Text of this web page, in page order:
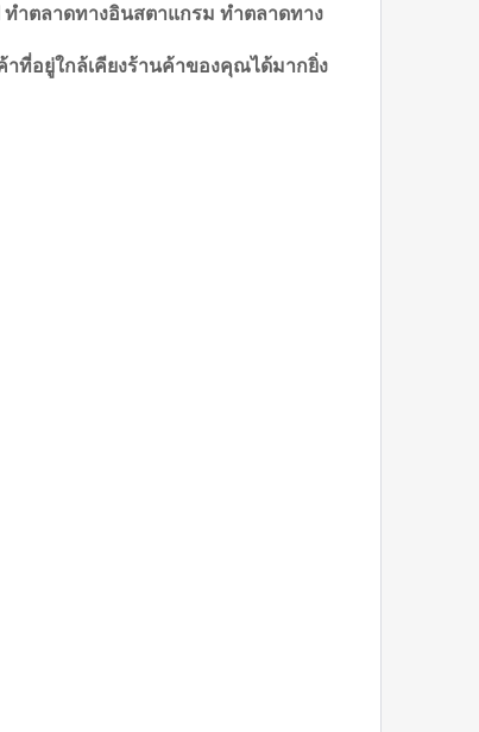
ำตลาดทางอินสตาแกรม ทำตลาดทาง
ที่อยู่ใกล้เคียงร้านค้าของคุณได้มากยิ่ง